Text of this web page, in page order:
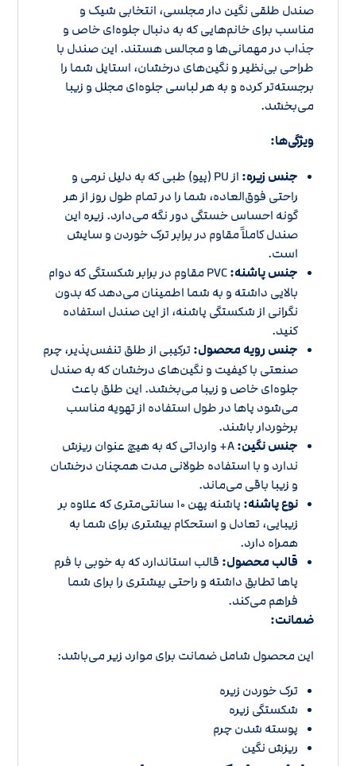
صندل طلقی نگین دار مجلسی، انتخابی شیک و
مناسب برای خانم‌هایی که به دنبال جلوه‌ای خاص و
جذاب در مهمانی‌ها و مجالس هستند. این صندل با
طراحی بی‌نظیر و نگین‌های درخشان، استایل شما را
برجسته‌تر کرده و به هر لباسی جلوه‌ای مجلل و زیبا
می‌بخشد.
ویژگی‌ها:
جنس زیره:
از PU (پیو) طبی که به دلیل نرمی و
راحتی فوق‌العاده، شما را در تمام طول روز از هر
گونه احساس خستگی دور نگه می‌دارد. زیره این
صندل کاملاً مقاوم در برابر ترک خوردن و سایش
است.
جنس پاشنه:
PVC مقاوم در برابر شکستگی که دوام
بالایی داشته و به شما اطمینان می‌دهد که بدون
نگرانی از شکستگی پاشنه، از این صندل استفاده
کنید.
جنس رویه محصول:ترکیبی از طلق تنفس‌پذیر، چرم
صنعتی با کیفیت و نگین‌های درخشان که به صندل
جلوه‌ای خاص و زیبا می‌بخشد. این طلق باعث
می‌شود پاها در طول استفاده از تهویه مناسب
برخوردار باشند.
جنس نگین:
A+ وارداتی که به هیچ عنوان ریزش
ندارد و با استفاده طولانی مدت همچنان درخشان
و زیبا باقی می‌ماند.
نوع پاشنه:
پاشنه پهن 10 سانتی‌متری که علاوه بر
زیبایی، تعادل و استحکام بیشتری برای شما به
همراه دارد.
قالب محصول: قالب استاندارد که به خوبی با فرم
پاها تطابق داشته و راحتی بیشتری را برای شما
فراهم می‌کند.
ضمانت:
این محصول شامل ضمانت برای موارد زیر می‌باشد:
ترک خوردن زیره
شکستگی زیره
پوسته شدن چرم
ریزش نگین